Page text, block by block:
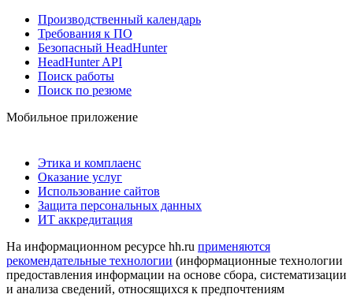
Производственный календарь
Требования к ПО
Безопасный HeadHunter
HeadHunter API
Поиск работы
Поиск по резюме
Мобильное приложение
Этика и комплаенс
Оказание услуг
Использование сайтов
Защита персональных данных
ИТ аккредитация
На информационном ресурсе hh.ru применяются
рекомендательные технологии (информационные технологии
предоставления информации на основе сбора, систематизации
и анализа сведений, относящихся к предпочтениям